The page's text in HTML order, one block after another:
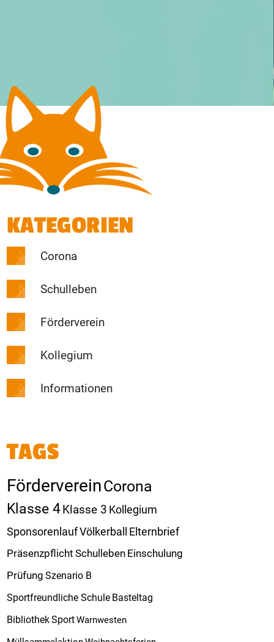
KATEGORIEN
Corona
Schulleben
Förderverein
Kollegium
Informationen
TAGS
FördervereinCorona
Klasse 4Klasse 3 Kollegium
SponsorenlaufVölkerball Elternbrief
Präsenzpflicht Schulleben Einschulung
Prüfung Szenario B
Sportfreundliche Schule Basteltag
BibliothekSportWarnwesten